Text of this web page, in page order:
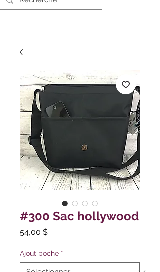
#300 Sac hollywood
54,00 $Prix
Ajout poche *